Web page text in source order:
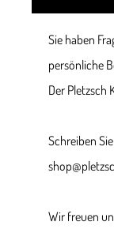
Sie haben
persönliche
Der Pletzsch
Schreiben
Wir freuen